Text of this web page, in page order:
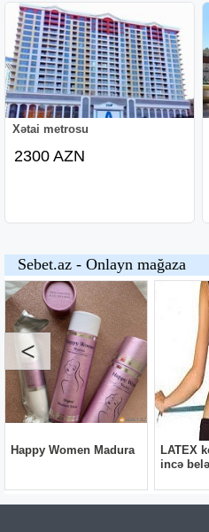
Xətai metrosu
2300 AZN